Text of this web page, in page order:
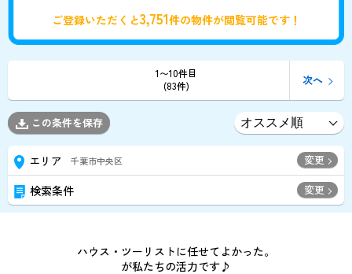
ご登録いただくと3,751件の物件が閲覧可能です！
1〜10件目
(83件)
次へ
この条件を保存
エリア 千葉市中央区 変更
検索条件 変更
ハウス・ツーリストに任せてよかった。
が私たちの活力です♪